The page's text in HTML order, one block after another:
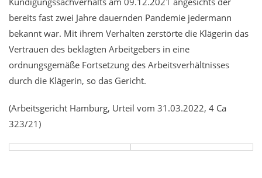
bereits fast zwei Jahre dauernden Pandemie jedermann
bekannt war. Mit ihrem Verhalten zerstörte die Klägerin das
Vertrauen des beklagten Arbeitgebers in eine
ordnungsgemäße Fortsetzung des Arbeitsverhältnisses
durch die Klägerin, so das Gericht.
(Arbeitsgericht Hamburg, Urteil vom 31.03.2022, 4 Ca
323/21)